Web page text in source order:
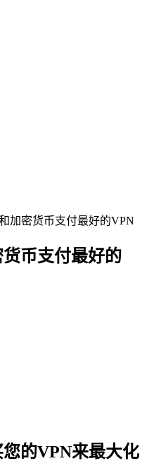
加密货币支付最好的VPN
币支付最好的
的VPN来最大化